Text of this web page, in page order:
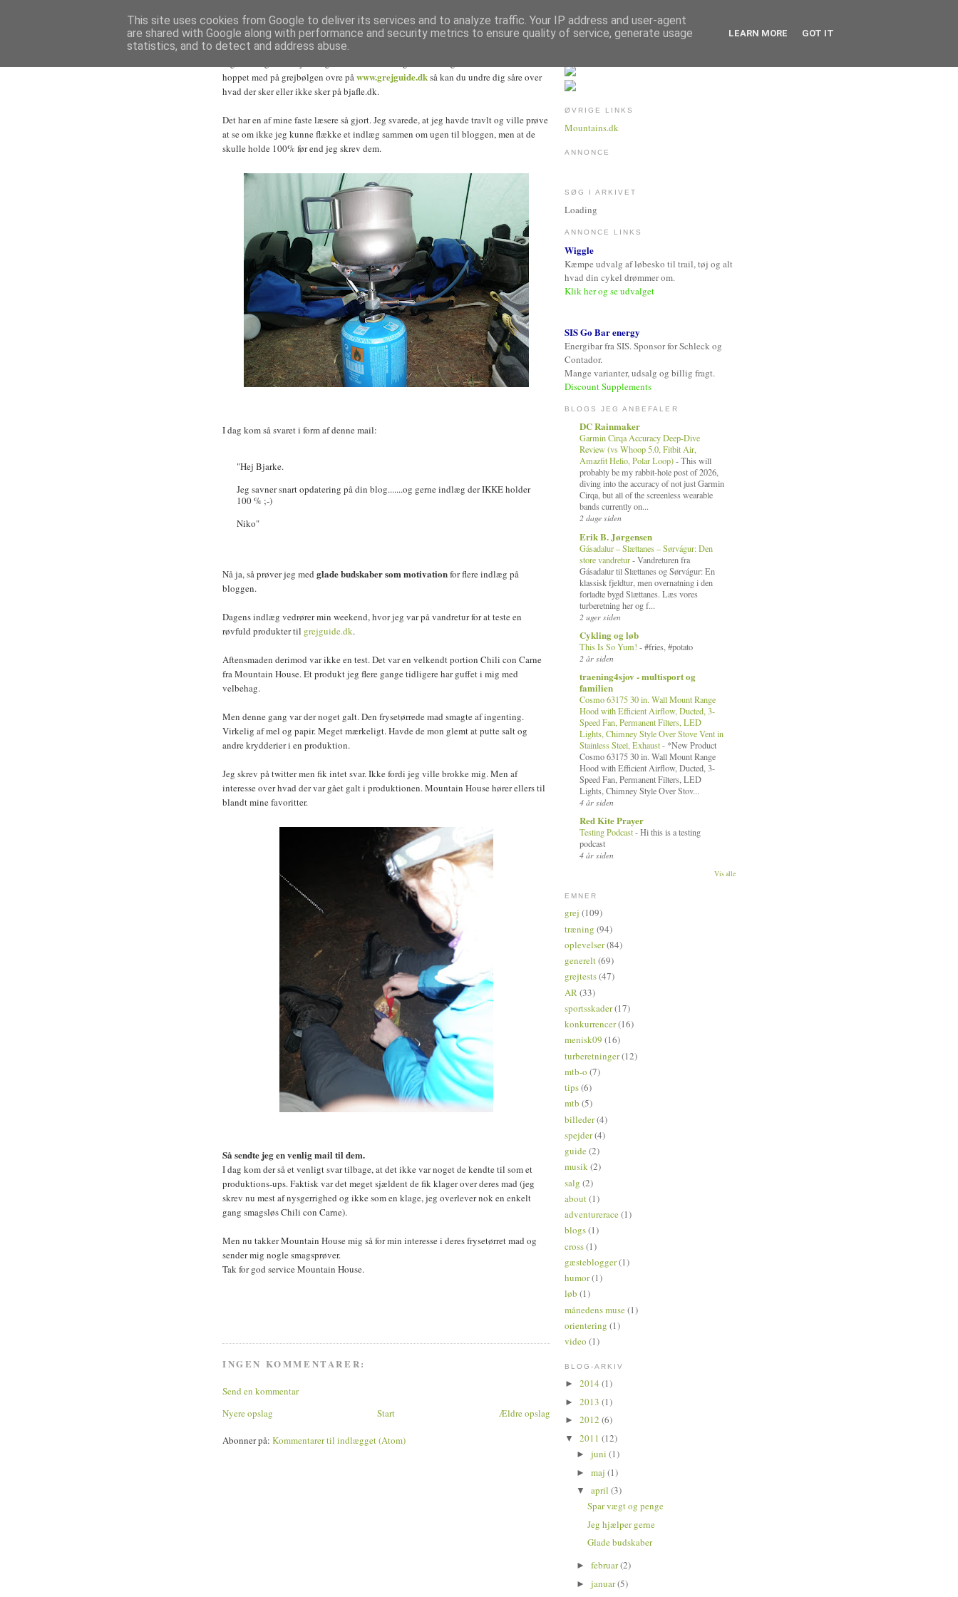
TIRSDAG DEN 5. APRIL 2011
Glade budskaber
hoppet med på grejbølgen ovre påwww.grejguide.dkså kan du undre dig såre over
hvad der sker eller ikke sker på bjafle.dk.
Det har en af mine faste læsere så gjort. Jeg svarede, at jeg havde travlt og ville prøve
at se om ikke jeg kunne flække et indlæg sammen om ugen til bloggen, men at de
skulle holde 100% før end jeg skrev dem.
I dag kom så svaret i form af denne mail:
"Hej Bjarke.
Jeg savner snart opdatering på din blog.......og gerne indlæg der IKKE holder
100 % ;-)
Niko"
Nå ja, så prøver jeg med glade budskaber som motivationfor flere indlæg på
bloggen.
Dagens indlæg vedrører min weekend, hvor jeg var på vandretur for at teste en
røvfuld produkter til grejguide.dk.
Aftensmaden derimod var ikke en test. Det var en velkendt portion Chili con Carne
fra Mountain House. Et produkt jeg flere gange tidligere har guffet i mig med
velbehag.
Men denne gang var der noget galt. Den frysetørrede mad smagte af ingenting.
Virkelig af mel og papir. Meget mærkeligt. Havde de mon glemt at putte salt og
andre krydderier i en produktion.
Jeg skrev på twitter men fik intet svar. Ikke fordi jeg ville brokke mig. Men af
interesse over hvad der var gået galt i produktionen. Mountain House hører ellers til
blandt mine favoritter.
Så sendte jeg en venlig mail til dem.
I dag kom der så et venligt svar tilbage, at det ikke var noget de kendte til som et
produktions-ups. Faktisk var det meget sjældent de fik klager over deres mad (jeg
skrev nu mest af nysgerrighed og ikke som en klage, jeg overlever nok en enkelt
gang smagsløs Chili con Carne).
Men nu takker Mountain House mig så for min interesse i deres frysetørret mad og
sender mig nogle smagsprøver.
Tak for god service Mountain House.
INGEN KOMMENTARER:
Send en kommentar
Nyere opslag
Ældre opslag
Start
Abonner på: Kommentarer til indlægget (Atom)
ØVRIGE LINKS
Mountains.dk
ANNONCE
SØG I ARKIVET
Loading
ANNONCE LINKS
Wiggle
Kæmpe udvalg af løbesko til trail, tøj og alt
hvad din cykel drømmer om.
Klik her og se udvalget
SIS Go Bar energy
Energibar fra SIS. Sponsor for Schleck og
Contador.
Mange varianter, udsalg og billig fragt.
Discount Supplements
BLOGS JEG ANBEFALER
DC Rainmaker
Garmin Cirqa Accuracy Deep-Dive
Review (vs Whoop 5.0, Fitbit Air,
Amazfit Helio, Polar Loop)-This will
probably be my rabbit-hole post of 2026,
diving into the accuracy of not just Garmin
Cirqa, but all of the screenless wearable
bands currently on...
2 dage siden
Erik B. Jørgensen
Gásadalur – Slættanes – Sørvágur: Den
store vandretur-Vandreturen fra
Gásadalur til Slættanes og Sørvágur: En
klassisk fjeldtur, men overnatning i den
forladte bygd Slættanes. Læs vores
turberetning her og f...
2 uger siden
Cykling og løb
This Is So Yum! -#fries, #potato
2 år siden
traening4sjov - multisport og
familien
Cosmo 63175 30 in. Wall Mount Range
Hood with Efficient Airflow, Ducted, 3-
Speed Fan, Permanent Filters, LED
Lights, Chimney Style Over Stove Vent in
Stainless Steel, Exhaust- *New Product
Cosmo 63175 30 in. Wall Mount Range
Hood with Efficient Airflow, Ducted, 3-
Speed Fan, Permanent Filters, LED
Lights, Chimney Style Over Stov...
4 år siden
Red Kite Prayer
Testing Podcast-Hi this is a testing
podcast
4 år siden
Vis alle
EMNER
grej (109)
træning (94)
oplevelser(84)
generelt(69)
grejtests(47)
AR(33)
sportsskader(17)
konkurrencer(16)
menisk09 (16)
turberetninger(12)
mtb-o (7)
tips(6)
mtb (5)
billeder(4)
spejder(4)
guide(2)
musik(2)
salg (2)
about(1)
adventurerace(1)
blogs(1)
cross(1)
gæsteblogger(1)
humor(1)
løb (1)
månedens muse(1)
orientering (1)
video (1)
BLOG-ARKIV
► 2014 (1)
► 2013 (1)
► 2012 (6)
▼ 2011 (12)
► juni (1)
► maj (1)
▼ april (3)
Spar vægt og penge
Jeg hjælper gerne
Glade budskaber
► februar(2)
► januar(5)
This site uses cookies from Google to deliver its services and to analyze traffic. Your IP address and user-agent
are shared with Google along with performance and security metrics to ensure quality of service, generate usage
statistics, and to detect and address abuse.
LEARN MORE GOT IT